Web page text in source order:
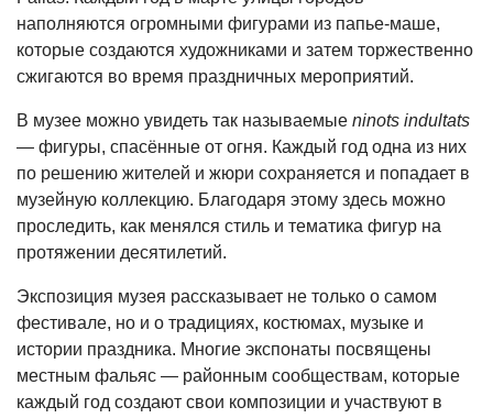
наполняются огромными фигурами из папье-маше,
которые создаются художниками и затем торжественно
сжигаются во время праздничных мероприятий.
В музее можно увидеть так называемые ninots indultats
— фигуры, спасённые от огня. Каждый год одна из них
по решению жителей и жюри сохраняется и попадает в
музейную коллекцию. Благодаря этому здесь можно
проследить, как менялся стиль и тематика фигур на
протяжении десятилетий.
Экспозиция музея рассказывает не только о самом
фестивале, но и о традициях, костюмах, музыке и
истории праздника. Многие экспонаты посвящены
местным фальяс — районным сообществам, которые
каждый год создают свои композиции и участвуют в